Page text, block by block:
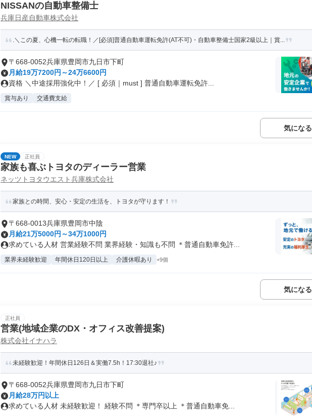
NISSANの自動車整備士
兵庫日産自動車株式会社
.＼この夏、心機一転の転職！／[必須]普通自動車運転免許(AT不可)・自動車整備士国家2級以上｜賞...
〒668-0052兵庫県豊岡市九日市下町
月給19万7200円～24万6600円
資格 ＼中途採用強化中！／ [ 必須｜must ] 普通自動車運転免許...
賞与あり 交通費支給
気になる
NEW 正社員
家族も喜ぶトヨタのディーラー営業
ネッツトヨタウエスト兵庫株式会社
家族との時間、安心・安定の生活を、トヨタが守ります！
〒668-0013兵庫県豊岡市中陰
月給21万5000円～34万1000円
求めている人材 営業経験不問 業界経験・知識も不問 ＊普通自動車免許...
業界未経験歓迎 年間休日120日以上 介護休暇あり +9個
気になる
正社員
営業(地域企業のDX・オフィス改善提案)
株式会社イナハラ
未経験歓迎！年間休日126日＆実働7.5h！17:30退社♪
〒668-0052兵庫県豊岡市九日市下町
月給28万円以上
求めている人材 未経験歓迎！ 経験不問 ＊専門卒以上 ＊普通自動車免...